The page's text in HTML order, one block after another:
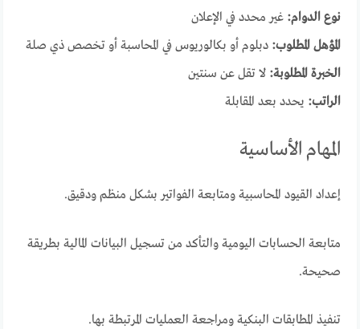
نوع الدوام: غير محدد في الإعلان
المؤهل المطلوب: دبلوم أو بكالوريوس في المحاسبة أو تخصص ذي صلة
الخبرة المطلوبة: لا تقل عن سنتين
الراتب: يحدد بعد المقابلة
المهام الأساسية
إعداد القيود المحاسبية ومتابعة الفواتير بشكل منظم ودقيق.
متابعة الحسابات اليومية والتأكد من تسجيل البيانات المالية بطريقة
صحيحة.
تنفيذ المطابقات البنكية ومراجعة العمليات المرتبطة بها.